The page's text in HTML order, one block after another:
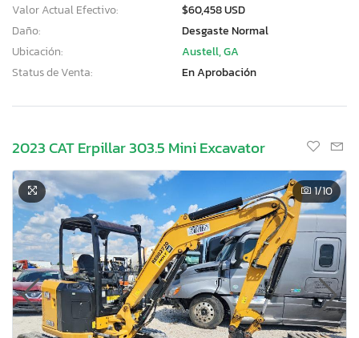
Valor Actual Efectivo:
$60,458 USD
Daño:
Desgaste Normal
Ubicación:
Austell, GA
Status de Venta:
En Aprobación
2023 CAT Erpillar 303.5 Mini Excavator
1/10